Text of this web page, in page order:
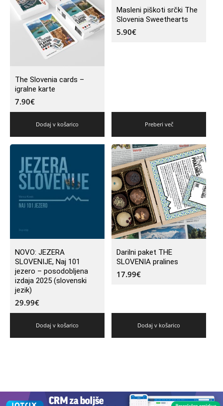
The Slovenia cards –
igralne karte
7.90€
Dodaj v košarico
Masleni piškoti srčki The
Slovenia Sweethearts
5.90€
Preberi več
NOVO: JEZERA
SLOVENIJE, Naj 101
jezero – posodobljena
izdaja 2025 (slovenski
jezik)
29.99€
Dodaj v košarico
Darilni paket THE
SLOVENIA pralines
17.99€
Dodaj v košarico